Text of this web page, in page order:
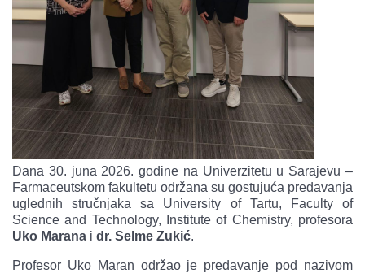
Dana 30. juna 2026. godine na Univerzitetu u Sarajevu –
Farmaceutskom fakultetu održana su gostujuća predavanja
uglednih stručnjaka sa University of Tartu, Faculty of
Science and Technology, Institute of Chemistry, profesora
Uko Marana i dr. Selme Zukić.
Profesor Uko Maran održao je predavanje pod nazivom